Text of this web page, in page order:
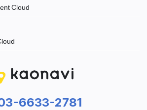
Cloud
6633-2781